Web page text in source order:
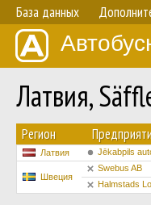
База данных
Латвия,
Регион
Латвия Jēkabpils
Швеция
Swebus AB
Halmstads